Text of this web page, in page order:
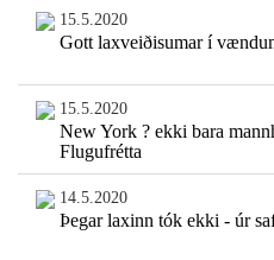
15.5.2020
Gott laxveiðisumar í
15.5.2020
New York ? ekki bara
Flugufrétta
14.5.2020
Þegar laxinn tók ekki - úr